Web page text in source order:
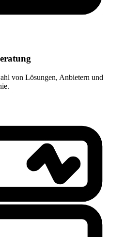
von Lösungen, Anbietern und